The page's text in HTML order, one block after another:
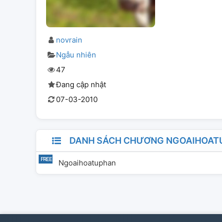
novrain
Ngẫu nhiên
47
Đang cập nhật
07-03-2010
DANH SÁCH CHƯƠNG
Ngoaihoatuphan